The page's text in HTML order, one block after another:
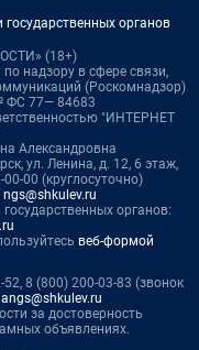
органов
(18+)
надзору в сфере связи,
(Роскомнадзор)
ФС 77— 84683
"ИНТЕРНЕТ
Александровна
ул. Ленина, д. 12, 6 этаж,
00 (круглосуточно)
ngs@shkulev.ru
органов:
веб-формой
8 (800) 200-03-83 (звонок
за достоверность
объявлениях.